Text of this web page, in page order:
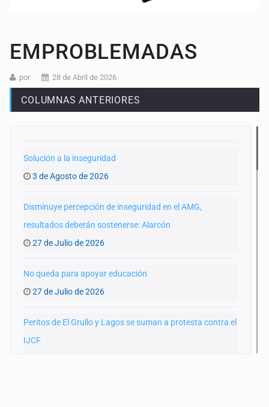
EMPROBLEMADAS
por 28 de Abril de 2026
COLUMNAS ANTERIORES
Solución a la inseguridad
3 de Agosto de 2026
Disminuye percepción de inseguridad en el AMG,
resultados deberán sostenerse: Alarcón
27 de Julio de 2026
No queda para apoyar educación
27 de Julio de 2026
Peritos de El Grullo y Lagos se suman a protesta contra el
IJCF